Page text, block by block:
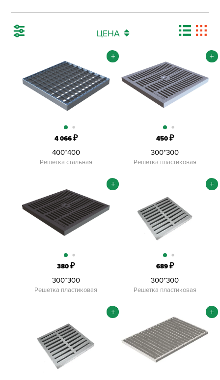
ЦЕНА
4 066₽
400*400
Решетка стальная
+
450₽
300*300
Решетка пластиковая
+
380₽
300*300
Решетка пластиковая
+
689₽
300*300
Решетка пластиковая
+
+ +